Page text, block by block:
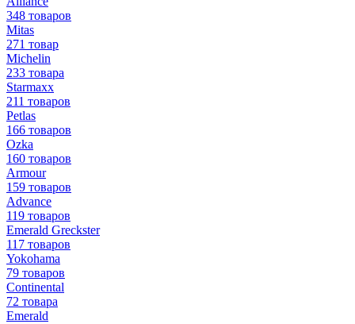
348 товаров
Mitas
271 товар
Michelin
233 товара
Starmaxx
211 товаров
Petlas
166 товаров
Ozka
160 товаров
Armour
159 товаров
Advance
119 товаров
Emerald Greckster
117 товаров
Yokohama
79 товаров
Continental
72 товара
Emerald